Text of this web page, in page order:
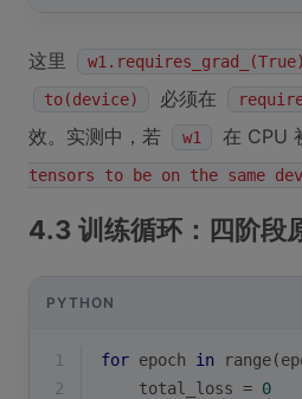
这里 w1.requires_grad_(True)
to(device)
必须在
效。实测中，若
w1 在 CPU
tensors to be on the same
4.3 训练循环：四阶段
PYTHON
1 for epoch in range
2
    total_loss =
0